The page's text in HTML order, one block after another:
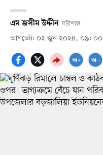
এম জসীম উদ্দীন বরিশাল
আপডেট: ০২ জুন ২০২৪, ০৯: ০০